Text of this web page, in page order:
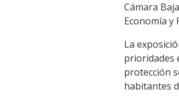
Cámara
Economía y
La
prioridades
protección
habitantes